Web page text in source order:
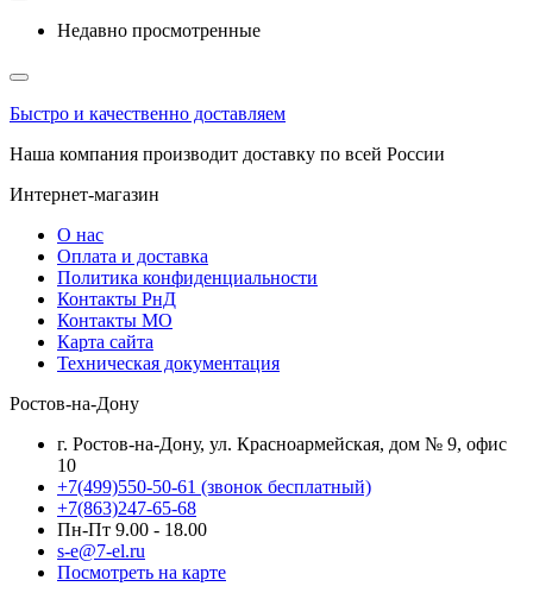
Недавно просмотренные
Быстро и качественно доставляем
Наша компания производит доставку по всей России
Интернет-магазин
О нас
Оплата и доставка
Политика конфиденциальности
Контакты РнД
Контакты МО
Карта сайта
Техническая документация
Ростов-на-Дону
г. Ростов-на-Дону, ул. Красноармейская, дом № 9, офис
10
+7(499)550-50-61 (звонок бесплатный)
+7(863)247-65-68
Пн-Пт 9.00 - 18.00
s-e@7-el.ru
Посмотреть на карте